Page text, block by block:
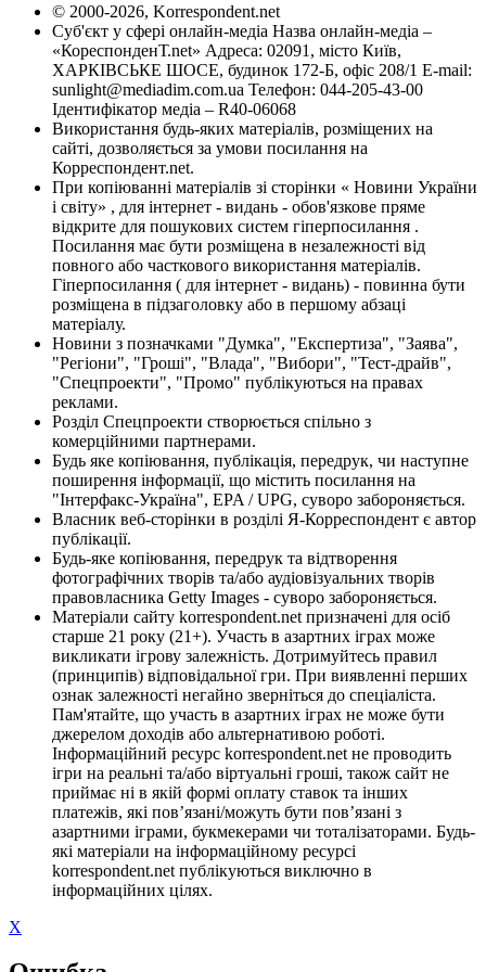
© 2000-2026, Korrespondent.net
Суб'єкт у сфері онлайн-медіа Назва онлайн-медіа –
«КореспонденТ.net» Адреса: 02091, місто Київ,
ХАРКІВСЬКЕ ШОСЕ, будинок 172-Б, офіс 208/1 E-mail:
sunlight@mediadim.com.ua Телефон: 044-205-43-00
Ідентифікатор медіа – R40-06068
Використання будь-яких матеріалів, розміщених на
сайті, дозволяється за умови посилання на
Корреспондент.net.
При копіюванні матеріалів зі сторінки « Новини України
і світу» , для інтернет - видань - обов'язкове пряме
відкрите для пошукових систем гіперпосилання .
Посилання має бути розміщена в незалежності від
повного або часткового використання матеріалів.
Гіперпосилання ( для інтернет - видань) - повинна бути
розміщена в підзаголовку або в першому абзаці
матеріалу.
Новини з позначками "Думка", "Експертиза", "Заява",
"Регіони", "Гроші", "Влада", "Вибори", "Тест-драйв",
"Спецпроекти", "Промо" публікуються на правах
реклами.
Розділ Спецпроекти створюється спільно з
комерційними партнерами.
Будь яке копіювання, публікація, передрук, чи наступне
поширення інформації, що містить посилання на
"Інтерфакс-Україна", EPA / UPG, суворо забороняється.
Власник веб-сторінки в розділі Я-Корреспондент є автор
публікації.
Будь-яке копіювання, передрук та відтворення
фотографічних творів та/або аудіовізуальних творів
правовласника Getty Images - суворо забороняється.
Матеріали сайту korrespondent.net призначені для осіб
старше 21 року (21+). Участь в азартних іграх може
викликати ігрову залежність. Дотримуйтесь правил
(принципів) відповідальної гри. При виявленні перших
ознак залежності негайно зверніться до спеціаліста.
Пам'ятайте, що участь в азартних іграх не може бути
джерелом доходів або альтернативою роботі.
Інформаційний ресурс korrespondent.net не проводить
ігри на реальні та/або віртуальні гроші, також сайт не
приймає ні в якій формі оплату ставок та інших
платежів, які пов’язані/можуть бути пов’язані з
азартними іграми, букмекерами чи тоталізаторами. Будь-
які матеріали на інформаційному ресурсі
korrespondent.net публікуються виключно в
інформаційних цілях.
X